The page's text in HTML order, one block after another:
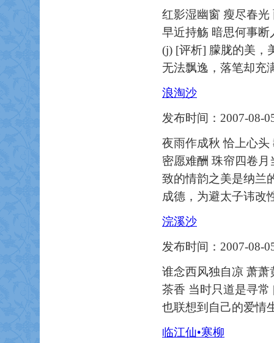
红影湿幽窗 瘦尽春
早近持觞 暗思何事断
(j) [评析] 朦胧的美，
无法飘逸，落笔却充
浪淘沙
发布时间：2007-08-
夜雨作成秋 恰上心
密愿难酬 珠帘四卷
致的情韵之美是纳兰
成德，为避太子讳改
浣溪沙
发布时间：2007-08-
谁念西风独自凉 萧
茶香 当时只道是寻
也联想到自己的爱情
临江仙•寒柳